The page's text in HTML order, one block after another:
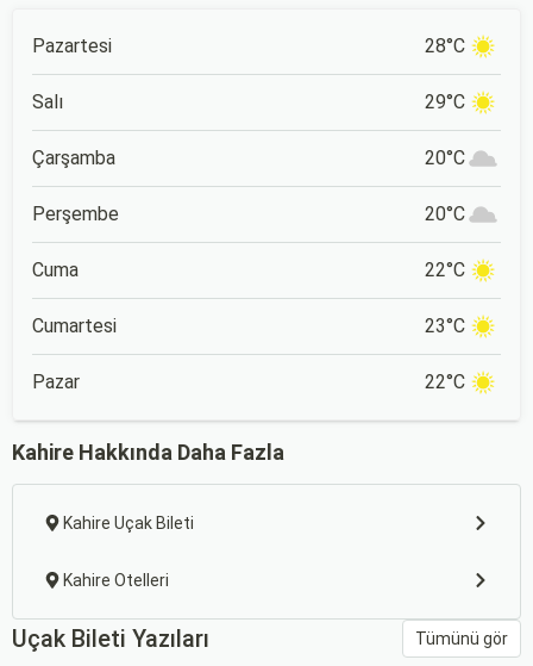
Pazartesi 28°C
Salı 29°C
Çarşamba 20°C
Perşembe 20°C
Cuma 22°C
Cumartesi 23°C
Pazar 22°C
Kahire Hakkında Daha Fazla
Kahire Uçak Bileti
Kahire Otelleri
Uçak Bileti Yazıları Tümünü gör